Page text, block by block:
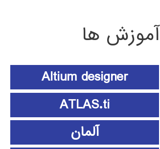
آموزش ها
Altium designer
ATLAS.ti
آلمان